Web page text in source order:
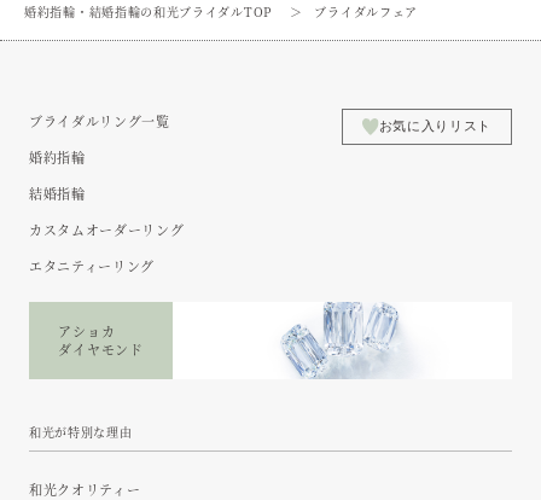
婚約指輪・結婚指輪の和光ブライダルTOP ブライダルフェア
ブライダルリング一覧
婚約指輪
結婚指輪
カスタムオーダーリング
エタニティーリング
お気に入りリスト
アショカ
ダイヤモンド
和光が特別な理由
和光クオリティー